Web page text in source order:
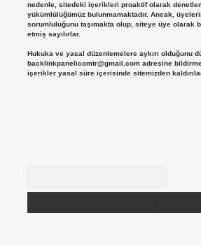
nedenle, sitedeki içerikleri proaktif olarak
yükümlülüğümüz bulunmamaktadır. Ancak,
sorumluluğunu taşımakta olup, siteye üye olarak
etmiş sayılırlar.
Hukuka ve yasal düzenlemelere aykırı olduğunu
backlinkpanelicomtr@gmail.comadresine
içerikler yasal süre içerisinde sitemizden